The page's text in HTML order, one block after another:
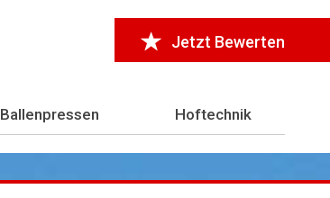
Jetzt Bewerten
Ballenpressen Hoftechnik